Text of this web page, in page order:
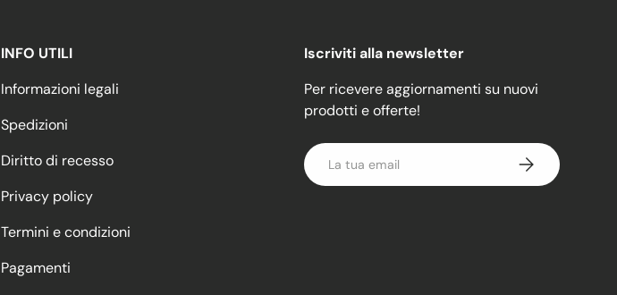
INFO UTILI
Informazioni legali
Spedizioni
Diritto di recesso
Privacy policy
Termini e condizioni
Pagamenti
Iscriviti alla newsletter
Per ricevere aggiornamenti su nuovi
prodotti e offerte!
Email Iscriviti